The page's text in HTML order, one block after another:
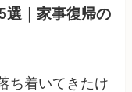
選｜家事復帰の
ち着いてきたけ